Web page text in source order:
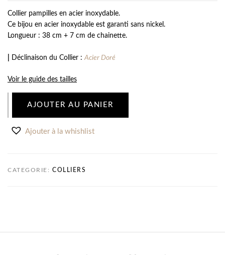
Collier pampilles en acier inoxydable.
Ce bijou en acier inoxydable est garanti sans nickel.
Longueur : 38 cm + 7 cm de chainette.
Déclinaison du Collier :Acier Doré
Voir le guide des tailles
AJOUTER AU PANIER
Ajouter à la whishlist
CATEGORIE: COLLIERS